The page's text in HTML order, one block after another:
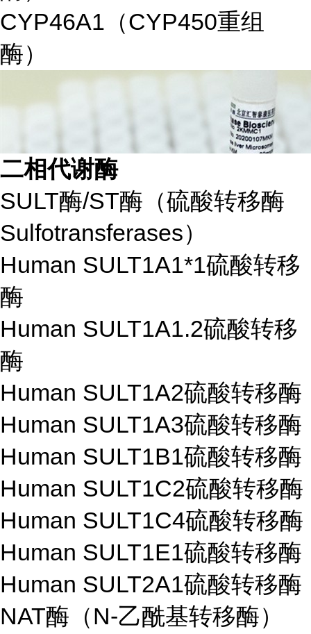
CYP46A1（CYP450重组
酶）
二相代谢酶
SULT酶/ST酶（硫酸转移酶
Sulfotransferases）
Human SULT1A1*1硫酸转移
酶
Human SULT1A1.2硫酸转移
酶
Human SULT1A2硫酸转移酶
Human SULT1A3硫酸转移酶
Human SULT1B1硫酸转移酶
Human SULT1C2硫酸转移酶
Human SULT1C4硫酸转移酶
Human SULT1E1硫酸转移酶
Human SULT2A1硫酸转移酶
NAT酶（N-乙酰基转移酶）